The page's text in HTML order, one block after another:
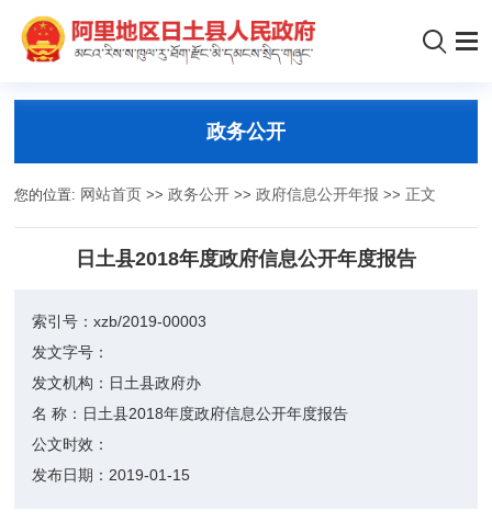
政务公开
您的位置: 网站首页 >>政务公开 >>政府信息公开年报 >> 正文
日土县2018年度政府信息公开年度报告
索引号：xzb/2019-00003
发文字号：
发文机构： 日土县政府办
名 称： 日土县2018年度政府信息公开年度报告
公文时效：
发布日期： 2019-01-15